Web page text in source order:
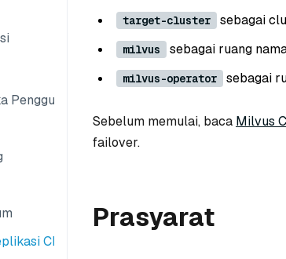
Pengguna Milvus)
CDC
target-cluster sebagai
milvus sebagai ruang
milvus-operator sebagai
Sebelum memulai, baca Milvus
failover.
Prasyarat